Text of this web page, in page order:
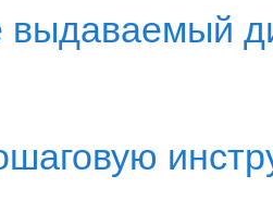
выдаваемый